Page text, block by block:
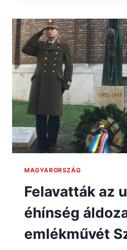
MAGYARORSZÁG
Felavatták az
éhínség
emlékművét